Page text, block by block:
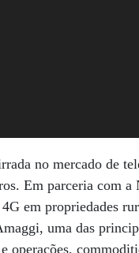
no mercado de
Em parceria com
em propriedades
uma das
operações,